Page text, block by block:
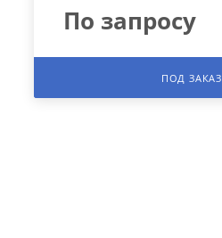
По запросу
ПОД ЗАКАЗ